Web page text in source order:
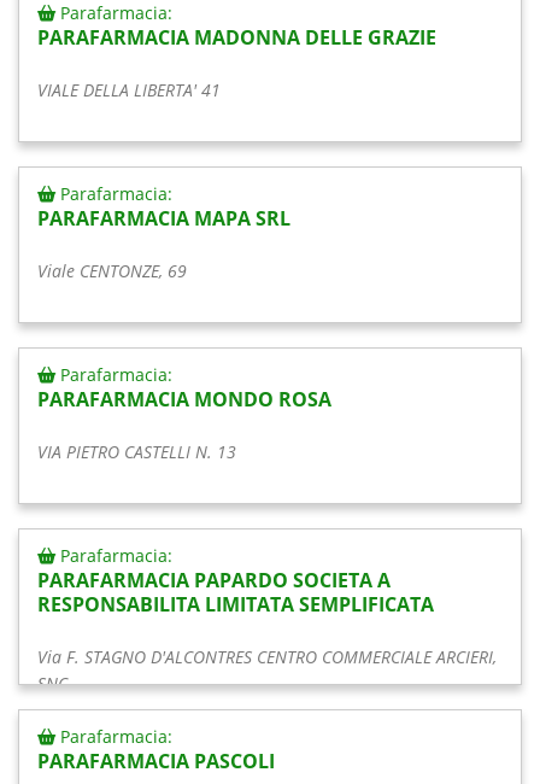
Parafarmacia:
PARAFARMACIA MADONNA DELLE GRAZIE
VIALE DELLA LIBERTA' 41
Parafarmacia:
PARAFARMACIA MAPA SRL
Viale CENTONZE, 69
Parafarmacia:
PARAFARMACIA MONDO ROSA
VIA PIETRO CASTELLI N. 13
Parafarmacia:
PARAFARMACIA PAPARDO SOCIETA A
RESPONSABILITA LIMITATA SEMPLIFICATA
Via F. STAGNO D'ALCONTRES CENTRO COMMERCIALE ARCIERI,
SNC
Parafarmacia:
PARAFARMACIA PASCOLI